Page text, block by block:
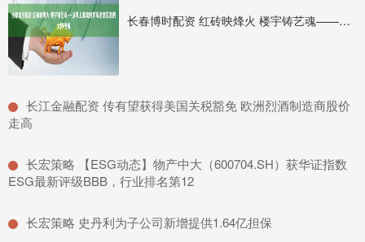
长春博时配资 红砖映烽火 楼宇铸艺魂——追寻上海戏剧学院老建筑里的大师传奇
​长江金融配资 传有望获得美国关税豁免 欧洲烈酒制造商股价
走高
​长宏策略 【ESG动态】物产中大（600704.SH）获华证指数
ESG最新评级BBB，行业排名第12
​长宏策略 史丹利为子公司新增提供1.64亿担保